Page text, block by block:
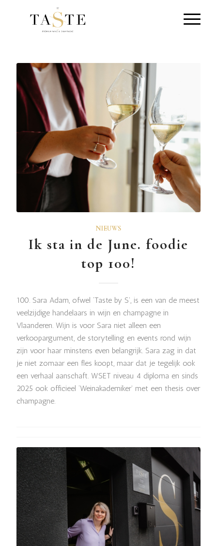
NIEUWS
Ik sta in de June. foodie
top 100!
100. Sara Adam, ofwel ‘Taste by S’, is een van de meest
veelzijdige handelaars in wijn en champagne in
Vlaanderen. Wijn is voor Sara niet alleen een
verkoopargument, de storytelling en events rond wijn
zijn voor haar minstens even belangrijk. Sara zag in dat
je niet zomaar een fles koopt, maar dat je tegelijk ook
een verhaal aanschaft. WSET niveau 4 diploma en sinds
2025 ook officieel ‘Weinakademiker’ met een thesis over
champagne.